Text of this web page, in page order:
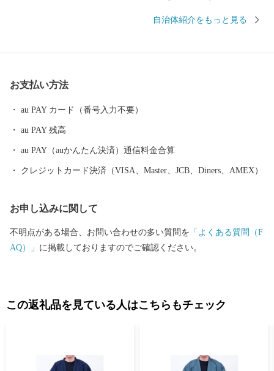
致にも力を入れ、たくさんの製造業企業が立地しています。 平
文館」等の整備も進み、筑後地域の玄関口として発展を続けてい
自治体紹介をもっと見る
お支払い方法
au PAY カード（番号入力不要）
au PAY 残高
au PAY（auかんたん決済）通信料金合算
クレジットカード決済（VISA、Master、JCB、Diners、AMEX）
お申し込みに関して
不明点がある場合、お問い合わせの多い質問を 「よくある質問（F
AQ）」 に掲載しておりますのでご確認ください。
この返礼品を見ている人はこちらもチェック